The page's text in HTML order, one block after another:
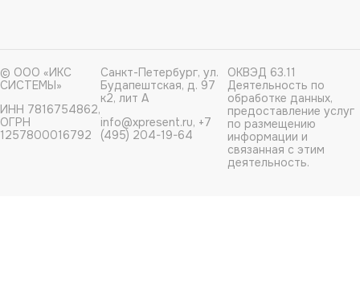
© ООО «ИКС
СИСТЕМЫ»
ИНН 7816754862,
ОГРН
1257800016792
Санкт-Петербург, ул.
Будапештская, д. 97
к2, лит А
info@xpresent.ru, +7
(495) 204-19-64
ОКВЭД 63.11
Деятельность по
обработке данных,
предоставление услуг
по размещению
информации и
связанная с этим
деятельность.